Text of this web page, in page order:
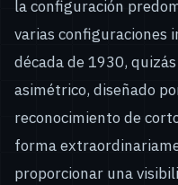
la configuración
varias configuraciones
década de 1930,
asimétrico, diseñado
reconocimiento de
forma
proporcionar una